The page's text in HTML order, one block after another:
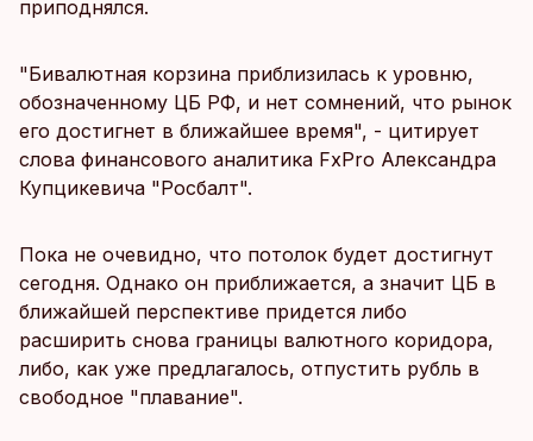
приподнялся.
"Бивалютная корзина приблизилась к уровню,
обозначенному ЦБ РФ, и нет сомнений, что рынок
его достигнет в ближайшее время", - цитирует
слова финансового аналитика FxPro Александра
Купцикевича "Росбалт".
Пока не очевидно, что потолок будет достигнут
сегодня. Однако он приближается, а значит ЦБ в
ближайшей перспективе придется либо
расширить снова границы валютного коридора,
либо, как уже предлагалось, отпустить рубль в
свободное "плавание".